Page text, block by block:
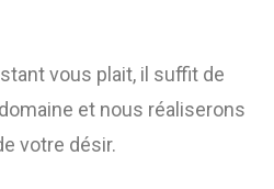
vous plait, il suffit de
et nous réaliserons
votre désir.